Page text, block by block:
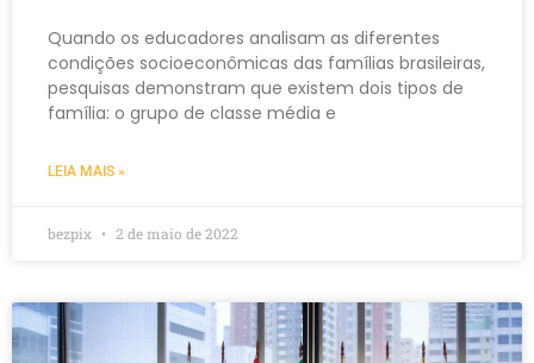
Quando os educadores analisam as diferentes
condições socioeconômicas das famílias brasileiras,
pesquisas demonstram que existem dois tipos de
família: o grupo de classe média e
LEIA MAIS »
bezpix 2 de maio de 2022